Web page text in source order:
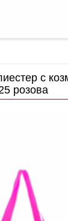
с
розова